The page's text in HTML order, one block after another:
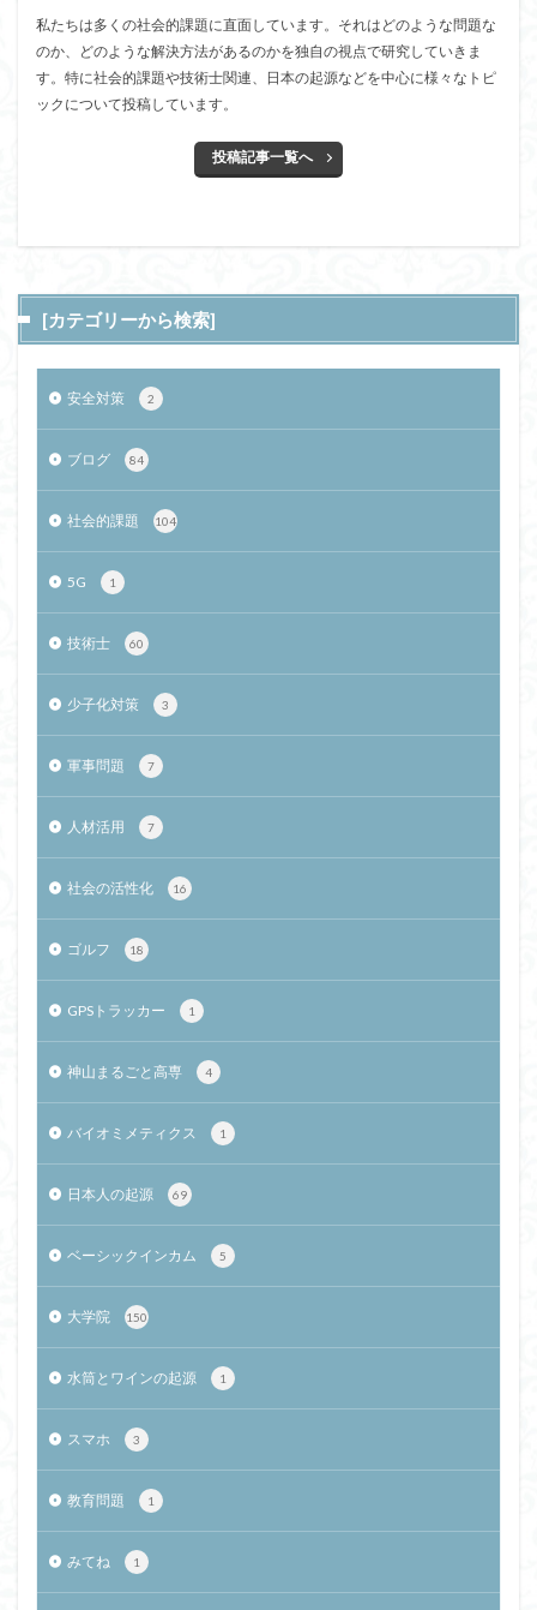
私たちは多くの社会的課題に直面しています。それはどのような問題な
のか、どのような解決方法があるのかを独自の視点で研究していきま
す。特に社会的課題や技術士関連、日本の起源などを中心に様々なトピ
ックについて投稿しています。
投稿記事一覧へ
[カテゴリーから検索]
安全対策 2
ブログ 84
社会的課題 104
5G 1
技術士 60
少子化対策 3
軍事問題 7
人材活用 7
社会の活性化 16
ゴルフ 18
GPSトラッカー 1
神山まるごと高専 4
バイオミメティクス 1
日本人の起源 69
ベーシックインカム 5
大学院 150
水筒とワインの起源 1
スマホ 3
教育問題 1
みてね 1